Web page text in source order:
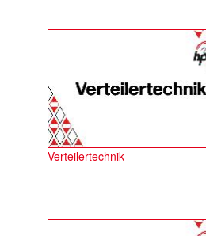
Verteilertechnik